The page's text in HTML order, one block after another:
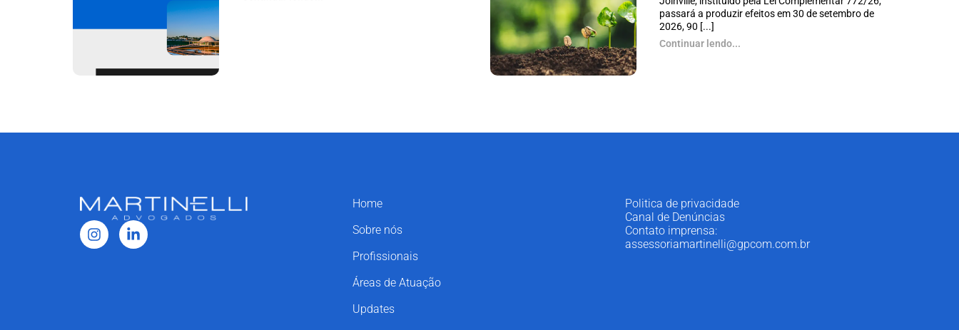
passará a produzir efeitos em 30 de setembro de
2026, 90 [...]
Continuar lendo...
Home
Sobre nós
Profissionais
Áreas de Atuação
Updates
Politica de privacidade
Canal de Denúncias
Contato imprensa:
assessoriamartinelli@gpcom.com.br